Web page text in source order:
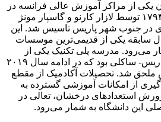
یکی از مراکز آموزش عالی فرانسه در
حوزه علم و فناوری سال ۱۷۹۴ توسط لازار کارنو و گاسپار مونژ
در جنوب شهر پاریس تاسیس شد. این
با بیش از ۲۲۵ سال سابقه یکی از قدیمی‌ترین موسسات
می‌رود. مدرسه پلی تکنیک یکی از
اعضای بنیانگذار دانشگاه پاریس- ساکلی بود که در ادامه سال ۲۰۱۹
ملحق شد. تحصیلات آکادمیک از مقطع
گیری از امکانات آموزشی گسترده به
استعدادهای درخشان، تعالی در
این دانشگاه به شمار می‌رود.